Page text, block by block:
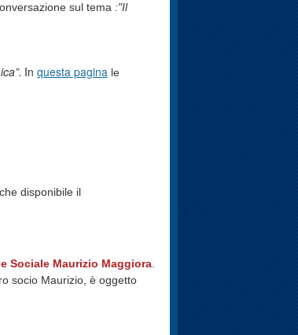
sul tema :"Il
In questa pagina le
disponibile il
Sociale Maurizio Maggiora
socio Maurizio, è oggetto